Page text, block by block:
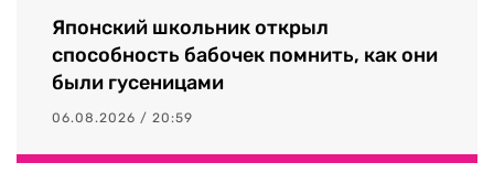
Японский школьник открыл
способность бабочек помнить, как они
были гусеницами
06.08.2026 / 20:59